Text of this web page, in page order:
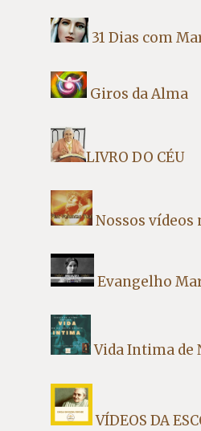
31 Dias com
Giros da Alma
LIVRO DO CÉU
Nossos vídeos
Evangelho
Vida Intima de
VÍDEOS DA